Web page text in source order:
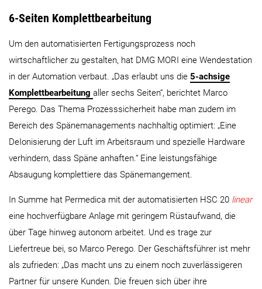
6-Seiten Komplettbearbeitung
Um den automatisierten Fertigungsprozess noch
wirtschaftlicher zu gestalten, hat DMG MORI eine Wendestation
in der Automation verbaut. „Das erlaubt uns die 5-achsige
Komplettbearbeitung aller sechs Seiten“, berichtet Marco
Perego. Das Thema Prozesssicherheit habe man zudem im
Bereich des Spänemanagements nachhaltig optimiert: „Eine
DeIonisierung der Luft im Arbeitsraum und spezielle Hardware
verhindern, dass Späne anhaften.“ Eine leistungsfähige
Absaugung komplettiere das Spänemangement.
In Summe hat Permedica mit der automatisierten HSC 20 linear
eine hochverfügbare Anlage mit geringem Rüstaufwand, die
über Tage hinweg autonom arbeitet. Und es trage zur
Liefertreue bei, so Marco Perego. Der Geschäftsführer ist mehr
als zufrieden: „Das macht uns zu einem noch zuverlässigeren
Partner für unsere Kunden. Die freuen sich über ihre